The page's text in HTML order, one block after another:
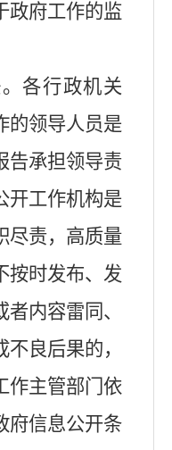
政府工作的监
各行政机关
的领导人员是
告承担领导责
开工作机构是
尽责，高质量
按时发布、发
内容雷同、
良后果的，
作主管部门依
府信息公开条